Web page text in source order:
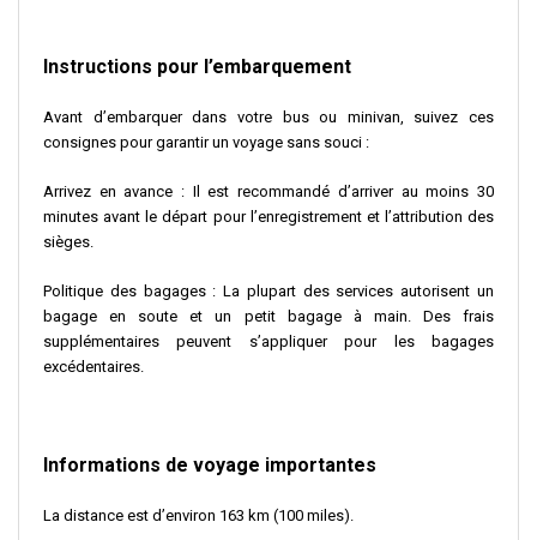
Instructions pour l’embarquement
Avant d’embarquer dans votre bus ou minivan, suivez ces
consignes pour garantir un voyage sans souci :
Arrivez en avance : Il est recommandé d’arriver au moins 30
minutes avant le départ pour l’enregistrement et l’attribution des
sièges.
Politique des bagages : La plupart des services autorisent un
bagage en soute et un petit bagage à main. Des frais
supplémentaires peuvent s’appliquer pour les bagages
excédentaires.
Informations de voyage importantes
La distance est d’environ 163 km (100 miles).